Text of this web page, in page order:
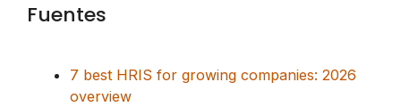
Fuentes
7 best HRIS for growing companies: 2026
overview